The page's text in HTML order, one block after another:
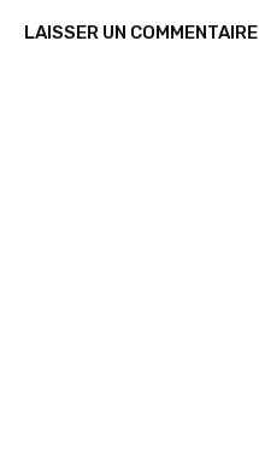
LAISSER UN COMMENTAIRE